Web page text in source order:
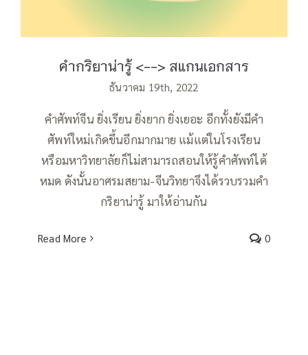
คำกริยาน่ารู้ <--> สแกนเอกสาร
ธันวาคม 19th, 2022
คำศัพท์จีน ยิ่งเรียน ยิ่งยาก ยิ่งเยอะ อีกทั้งยังมีคำ
ศัพท์ใหม่เกิดขึ้นอีกมากมาย แม้แต่ในโรงเรียน
หรือมหาวิทยาลัยก็ไม่สามารถสอนให้รู้คำศัพท์ได้
หมด ดังนั้นอาศรมสยาม-จีนวิทยาจึงได้รวบรวมคำ
กริยาน่ารู้ มาให้อ่านกัน
Read More 0